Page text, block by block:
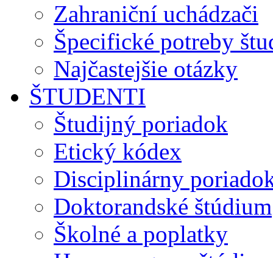
Zahraniční uchádzači
Špecifické potreby
Najčastejšie otázky
ŠTUDENTI
Študijný poriadok
Etický kódex
Disciplinárny
Doktorandské štúdium
Školné a poplatky